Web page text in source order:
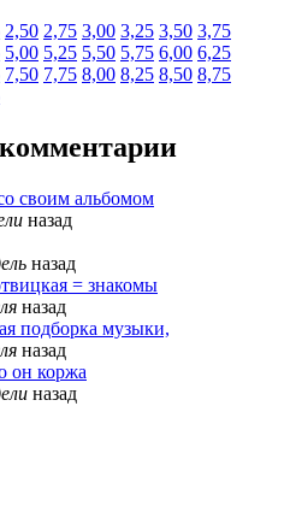
2,50 2,75 3,00 3,25 3,50 3,75
5,00 5,25 5,50 5,75 6,00 6,25
7,50 7,75 8,00 8,25 8,50 8,75
своим альбомом
назад
назад
= знакомы
назад
подборка музыки,
назад
он коржа
назад